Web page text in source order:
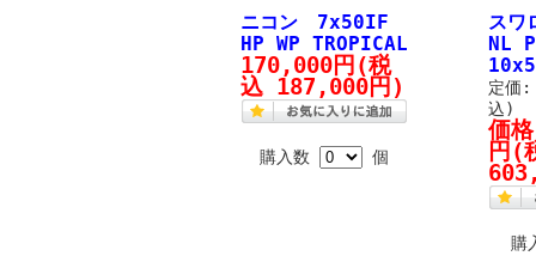
ニコン 7x50IF
HP WP TROPICAL
170,000円 (税
込 187,000円)
購入数 個
ス
NL
定価
込)
価
円 (
購